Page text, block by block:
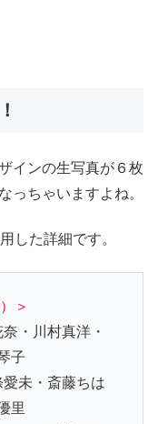
インの生写真が６枚
ちゃいますよね。
した詳細です。
＞
・川村真洋・
子
未・斎藤ちは
里